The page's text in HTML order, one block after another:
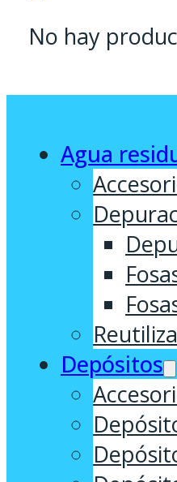
No hay
Agua
Depósitos